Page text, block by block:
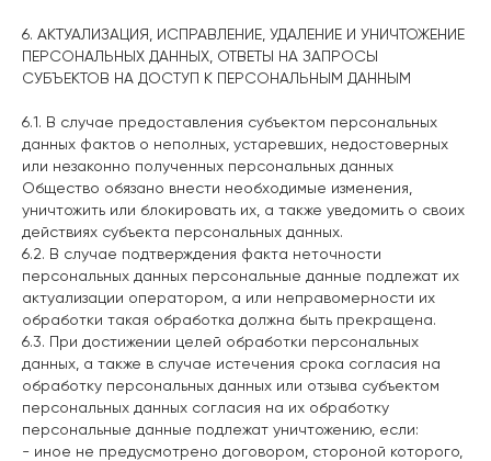
6. АКТУАЛИЗАЦИЯ, ИСПРАВЛЕНИЕ, УДАЛЕНИЕ И УНИЧТОЖЕНИЕ
ПЕРСОНАЛЬНЫХ ДАННЫХ, ОТВЕТЫ НА ЗАПРОСЫ
СУБЪЕКТОВ НА ДОСТУП К ПЕРСОНАЛЬНЫМ ДАННЫМ
6.1. В случае предоставления субъектом персональных
данных фактов о неполных, устаревших, недостоверных
или незаконно полученных персональных данных
Общество обязано внести необходимые изменения,
уничтожить или блокировать их, а также уведомить о своих
действиях субъекта персональных данных.
6.2. В случае подтверждения факта неточности
персональных данных персональные данные подлежат их
актуализации оператором, а или неправомерности их
обработки такая обработка должна быть прекращена.
6.3. При достижении целей обработки персональных
данных, а также в случае истечения срока согласия на
обработку персональных данных или отзыва субъектом
персональных данных согласия на их обработку
персональные данные подлежат уничтожению, если:
- иное не предусмотрено договором, стороной которого,